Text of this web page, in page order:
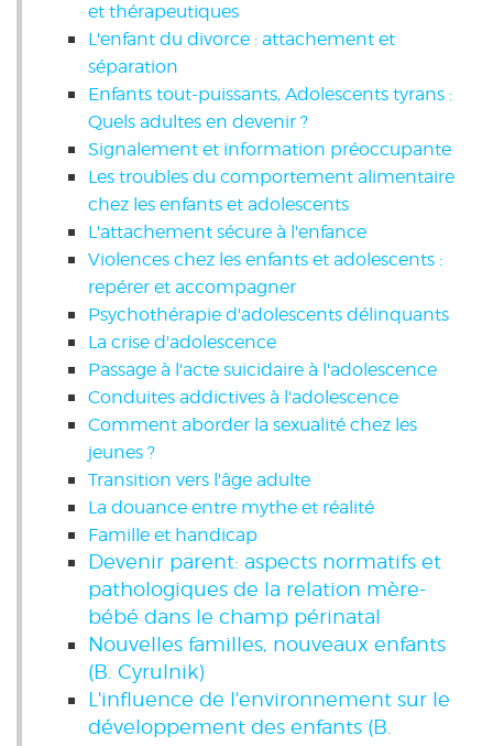
et thérapeutiques
L'enfant du divorce : attachement et
séparation
Enfants tout-puissants, Adolescents tyrans :
Quels adultes en devenir ?
Signalement et information préoccupante
Les troubles du comportement alimentaire
chez les enfants et adolescents
L'attachement sécure à l'enfance
Violences chez les enfants et adolescents :
repérer et accompagner
Psychothérapie d'adolescents délinquants
La crise d'adolescence
Passage à l'acte suicidaire à l'adolescence
Conduites addictives à l'adolescence
Comment aborder la sexualité chez les
jeunes ?
Transition vers l'âge adulte
La douance entre mythe et réalité
Famille et handicap
Devenir parent: aspects normatifs et
pathologiques de la relation mère-
bébé dans le champ périnatal
Nouvelles familles, nouveaux enfants
(B. Cyrulnik)
L'influence de l'environnement sur le
développement des enfants (B.